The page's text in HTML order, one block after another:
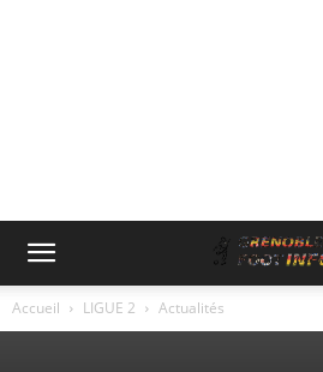
Accueil LIGUE 2 Actualités